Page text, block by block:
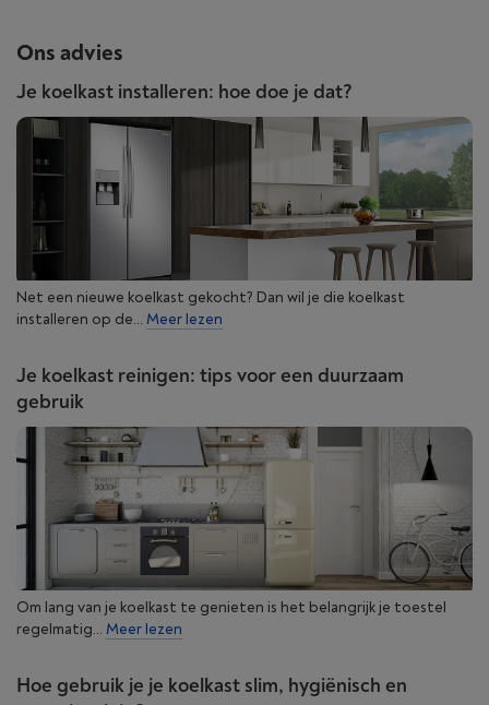
Ons advies
Je koelkast installeren: hoe doe je dat?
Net een nieuwe koelkast gekocht? Dan wil je die koelkast
installeren op de... Meer lezen
Je koelkast reinigen: tips voor een duurzaam
gebruik
Om lang van je koelkast te genieten is het belangrijk je toestel
regelmatig... Meer lezen
Hoe gebruik je je koelkast slim, hygiënisch en